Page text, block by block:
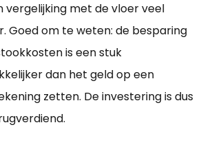
vergelijking met de vloer veel
Goed om te weten: de besparing
is een stuk
dan het geld op een
zetten. De investering is dus